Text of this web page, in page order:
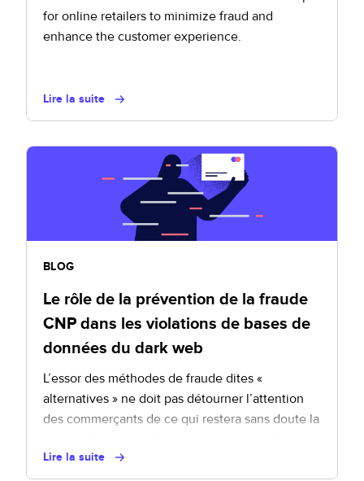
for online retailers to minimize fraud and
enhance the customer experience.
Lire la suite
BLOG
Le rôle de la prévention de la fraude
CNP dans les violations de bases de
données du dark web
L’essor des méthodes de fraude dites «
alternatives » ne doit pas détourner l’attention
des commerçants de ce qui restera sans doute la
années à venir : le vol des données de cartes
Lire la suite